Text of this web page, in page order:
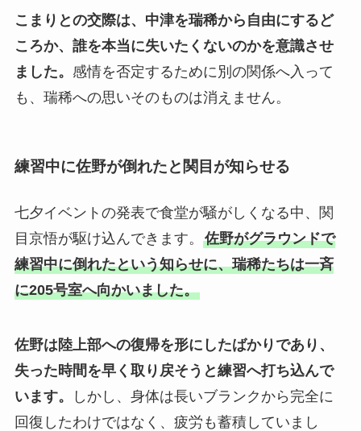
こまりとの交際は、中津を瑞稀から自由にするど
ころか、誰を本当に失いたくないのかを意識させ
ました。 感情を否定するために別の関係へ入って
も、瑞稀への思いそのものは消えません。
練習中に佐野が倒れたと関目が知らせる
七夕イベントの発表で食堂が騒がしくなる中、関
目京悟が駆け込んできます。 佐野がグラウンドで
練習中に倒れたという知らせに、瑞稀たちは一斉
に205号室へ向かいました。
佐野は陸上部への復帰を形にしたばかりであり、
失った時間を早く取り戻そうと練習へ打ち込んで
います。
しかし、身体は長いブランクから完全に
回復したわけではなく、疲労も蓄積していまし